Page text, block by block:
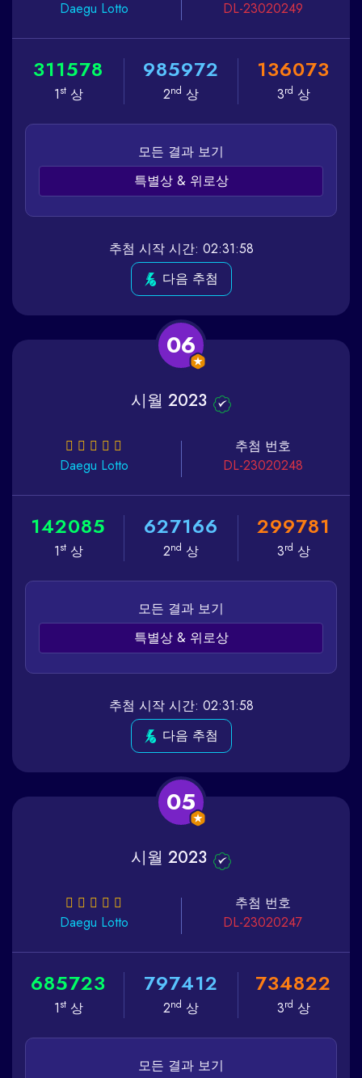
Daegu Lotto DL-23020249
311578
1st상
985972
2nd 상
136073
3rd 상
모든 결과 보기
특별상 & 위로상
추첨 시작 시간: 02:31:58
다음 추첨
06
시월 2023
Daegu Lotto
추첨 번호
DL-23020248
142085
1st상
627166
2nd 상
299781
3rd 상
모든 결과 보기
특별상 & 위로상
추첨 시작 시간: 02:31:58
다음 추첨
05
시월 2023
Daegu Lotto
추첨 번호
DL-23020247
685723
1st상
797412
2nd 상
734822
3rd 상
모든 결과 보기